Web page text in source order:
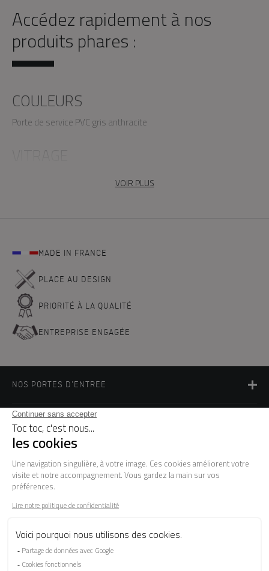
Accédez rapidement à nos
produits phares :
COULEURS
Porte de service PVC gris anthracite
VOIR PLUS
MADE IN FRANCE
PLACE AU DESIGN
PRIORITÉ À LA QUALITÉ
ENTREPRISE ENGAGÉE
NOS PORTES D'ENTREE
FAQ
Les garanties
Le SAV
Besoin d'informations ? Nos conseillers
CONTACTEZ-NOUS